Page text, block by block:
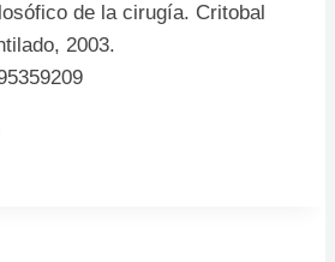
de la cirugía. Critobal
2003.